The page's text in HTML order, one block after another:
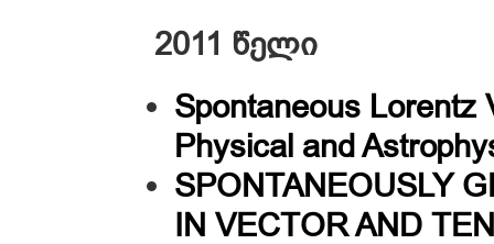
2011 წელი
Spontaneous Lorentz
Physical and
SPONTANEOUSLY
IN VECTOR AND